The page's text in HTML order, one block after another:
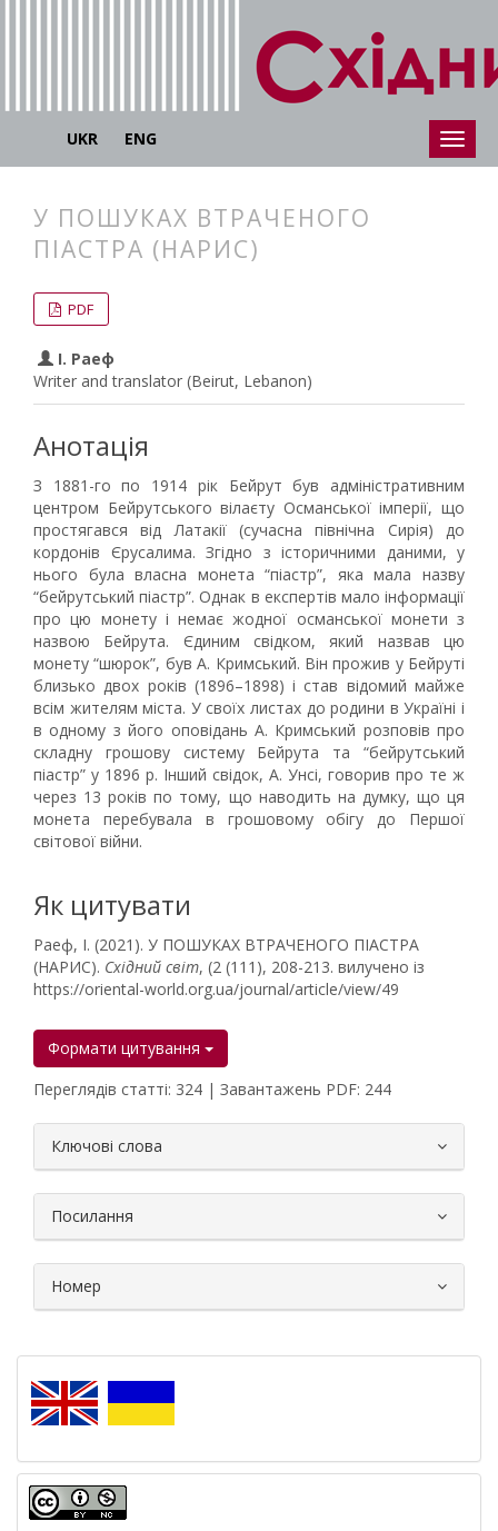
UKR ENG
У ПОШУКАХ ВТРАЧЕНОГО
ПІАСТРА (НАРИС)
PDF
І. Раеф
Writer and translator (Beirut, Lebanon)
Анотація
З 1881-го по 1914 рік Бейрут був адміністративним
центром Бейрутського вілаєту Османської імперії, що
простягався від Латакії (сучасна північна Сирія) до
кордонів Єрусалима. Згідно з історичними даними, у
нього була власна монета “піастр”, яка мала назву
“бейрутський піастр”. Однак в експертів мало інформації
про цю монету і немає жодної османської монети з
назвою Бейрута. Єдиним свідком, який назвав цю
монету “шюрок”, був А. Кримський. Він прожив у Бейруті
близько двох років (1896–1898) і став відомий майже
всім жителям міста. У своїх листах до родини в Україні і
в одному з його оповідань А. Кримський розповів про
складну грошову систему Бейрута та “бейрутський
піастр” у 1896 р. Інший свідок, А. Унсі, говорив про те ж
через 13 років по тому, що наводить на думку, що ця
монета перебувала в грошовому обігу до Першої
світової війни.
Як цитувати
Раеф, І. (2021). У ПОШУКАХ ВТРАЧЕНОГО ПІАСТРА
(НАРИС). Східний світ, (2 (111), 208-213. вилучено із
https://oriental-world.org.ua/journal/article/view/49
Формати цитування
Переглядів статті: 324 | Завантажень PDF: 244
Ключові слова
Посилання
Номер